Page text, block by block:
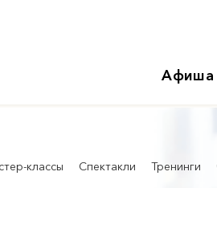
Афиша
классы Спектакли Тренинги